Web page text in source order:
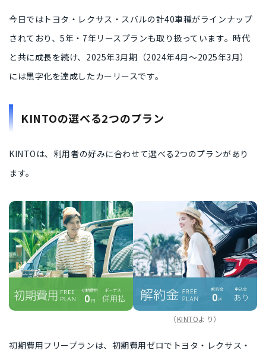
今日ではトヨタ・レクサス・スバルの計40車種がラインナップ
されており、5年・7年リースプランも取り扱っています。時代
と共に成長を続け、2025年3月期（2024年4月〜2025年3月）
には黒字化を達成したカーリースです。
KINTOの選べる2つのプラン
KINTOは、 利用者の好みに合わせて選べる2つのプランがあり
ます。
（KINTOより）
初期費用フリープランは、 初期費用ゼロでトヨタ・レクサス・